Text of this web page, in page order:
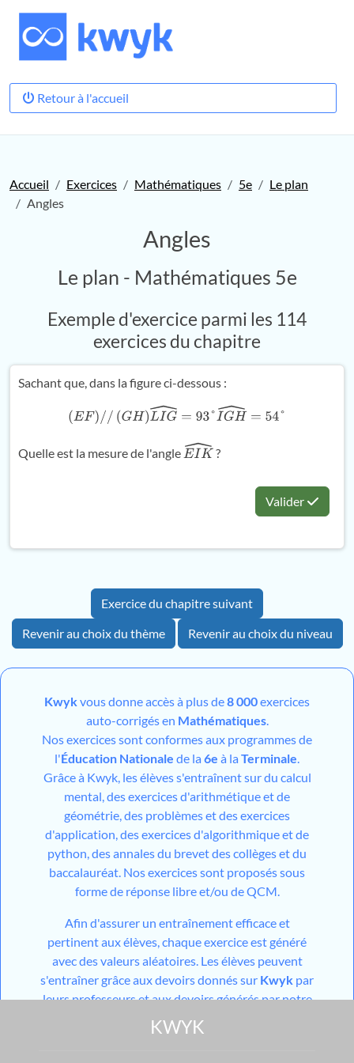
Retour à l'accueil
Accueil Exercices Mathématiques 5e
Le plan
Angles
Angles
Le plan - Mathématiques 5e
Exemple d'exercice parmi les 114
exercices du chapitre
Sachant que, dans la figure ci-dessous :
( E F )//(GH)LI G^ =93°IG H^=54°
Quelle est la mesure de l'angleEIK^ ?
Valider
Exercice du chapitre suivant
Revenir au choix du thème
Revenir au choix du niveau
Kwykvous donne accès à plus de8 000exercices
auto-corrigés en Mathématiques.
Nos exercices sont conformes aux programmes de
l'Éducation Nationale de la 6e à la Terminale
Grâce à Kwyk, les élèves s'entraînent sur du calcul
mental, des exercices d'arithmétique et de
géométrie, des problèmes et des exercices
d'application, des exercices d'algorithmique et de
python, des annales du brevet des collèges et du
baccalauréat. Nos exercices sont proposés sous
forme de réponse libre et/ou de QCM.
Afin d'assurer un entraînement efficace et
pertinent aux élèves, chaque exercice est généré
avec des valeurs aléatoires. Les élèves peuvent
s'entraîner grâce aux devoirs donnés sur Kwyk par
leurs professeurs et aux devoirs générés par notre
mais aussi grâce aux différents
modules de travail en autonomie mis à disposition
KWYK